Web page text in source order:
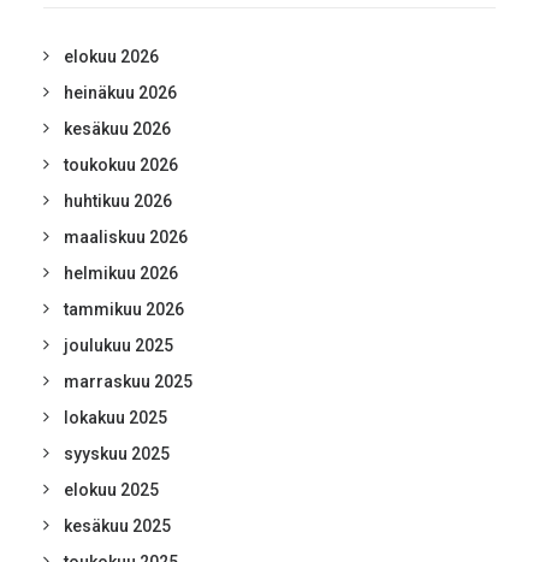
elokuu 2026
heinäkuu 2026
kesäkuu 2026
toukokuu 2026
huhtikuu 2026
maaliskuu 2026
helmikuu 2026
tammikuu 2026
joulukuu 2025
marraskuu 2025
lokakuu 2025
syyskuu 2025
elokuu 2025
kesäkuu 2025